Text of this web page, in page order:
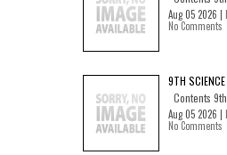
Aug 05 2026 |
No Comments
9TH
Contents 9th...
Aug 05 2026 |
No Comments